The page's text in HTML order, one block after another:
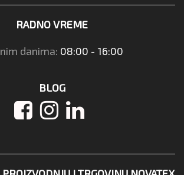
RADNO VREME
danima: 08:00 - 16:00
BLOG